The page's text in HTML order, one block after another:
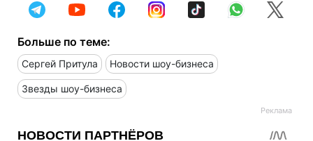
Больше по теме:
Сергей Притула Новости шоу-бизнеса
Звезды шоу-бизнеса